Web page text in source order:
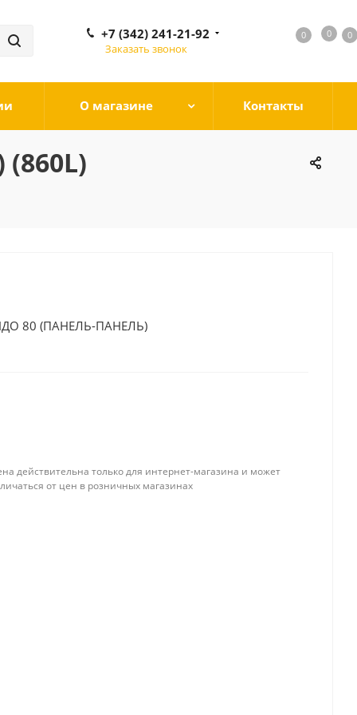
0 0 0
0
+7 (342) 241-21-92
Заказать звонок
О магазине Контакты
80 (ПАНЕЛЬ-ПАНЕЛЬ)
действительна только для интернет-магазина и может
от цен в розничных магазинах